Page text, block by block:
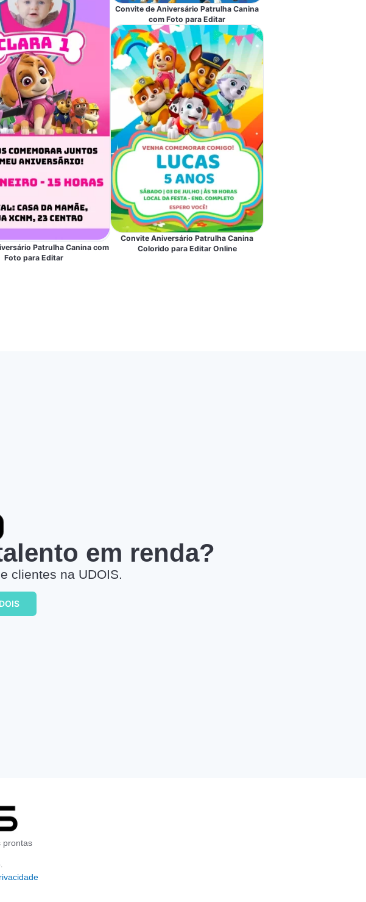
Patrulha Canina com
Foto para Editar
Convite de Aniversário Patrulha Canina
com Foto para Editar
Convite Aniversário Patrulha Canina
Colorido para Editar Online
em renda?
clientes na UDOIS.
prontas